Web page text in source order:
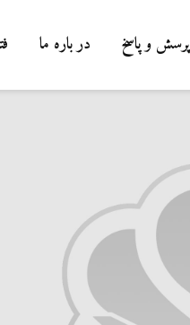
پرسش و پاسخ در باره ما